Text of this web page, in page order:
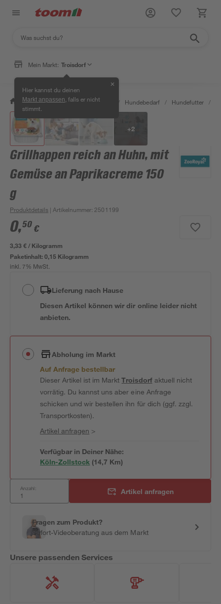
Mein Markt: Troisdorf
Hier kannst du deinen
Markt anpassen , falls er nicht
stimmt.
✕
/ Garten & Freizeit / Tierbedarf / Hundebedarf / Hundefutter /
+2
Grillhappen reich an Huhn, mit
Gemüse an Paprikacreme 150
g
Produktdetails | Artikelnummer: 2501199
0,50 €
3,33 € / Kilogramm
Paketinhalt:0,15 Kilogramm
inkl. 7% MwSt.
Lieferung nach Hause
Diesen Artikel können wir dir online leider nicht
anbieten.
Abholung im Markt
Auf Anfrage bestellbar
Dieser Artikel ist im MarktTroisdorfaktuell nicht
vorrätig. Du kannst uns aber eine Anfrage
schicken und wir bestellen ihn für dich (ggf. zzgl.
Transportkosten).
Artikel anfragen >
Verfügbar in Deiner Nähe:
Köln-Zollstock (14,7 Km)
Anzahl: Artikel anfragen
Fragen zum Produkt?
Sofort-Videoberatung aus dem Markt
Unsere passenden Services